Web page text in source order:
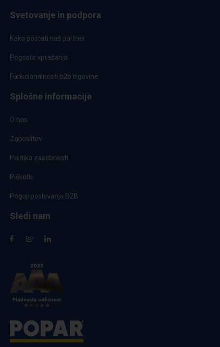
Svetovanje in podpora
Kako postati naš partner
Pogosta vprašanja
Funkcionalnosti b2b trgovine
Splošne informacije
O nas
Zaposlitev
Politika zasebnosti
Piškotki
Pogoji poslovanja B2B
Sledi nam